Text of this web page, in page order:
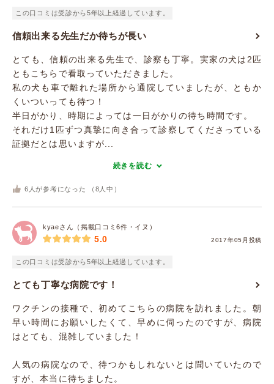
この口コミは受診から5年以上経過しています。
信頼出来る先生だか待ちが長い
とても、信頼の出来る先生で、診察も丁寧。実家の犬は2匹
ともこちらで看取っていただきました。
私の犬も車で離れた場所から通院していましたが、ともか
くいついっても待つ！
半日がかり、時期によっては一日がかりの待ち時間です。
それだけ1匹ずつ真摯に向き合って診察してくださっている
証拠だとは思いますが...
続きを読む
6 人が参考になった （ 8 人中）
kyaeさん（掲載口コミ6件・イヌ）
2017年05月投稿
5.0
この口コミは受診から5年以上経過しています。
とても丁寧な病院です！
ワクチンの接種で、初めてこちらの病院を訪れました。朝
早い時間にお願いしたくて、早めに伺ったのですが、病院
はとても、混雑していました！
人気の病院なので、待つかもしれないとは聞いていたので
すが、本当に待ちました。